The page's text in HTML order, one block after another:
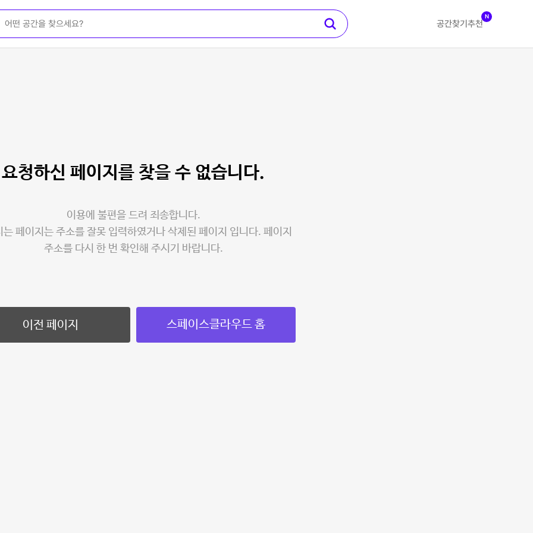
공간찾기 추천
N
요청하신 페이지를 찾을 수 없습니다.
이용에 불편을 드려 죄송합니다.
는 페이지는 주소를 잘못 입력하였거나 삭제된 페이지 입니다. 페이지
주소를 다시 한 번 확인해 주시기 바랍니다.
이전 페이지 스페이스클라우드 홈